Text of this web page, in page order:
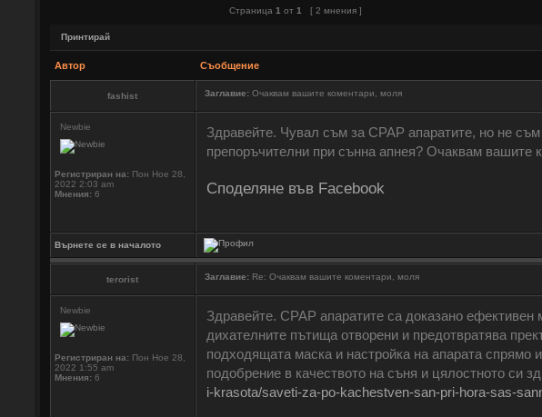
Страница 1 от 1 [ 2 мнения ]
Принтирай
Автор Съобщение
fashist Заглавие:Очаквам вашите коментари, моля
Newbie
Регистриран на:Пон Ное 28,
2022 2:03 am
Мнения:6
Здравейте. Чувал съм за CPAP апаратите, но не
препоръчителни при сънна апнея? Очаквам вашите
Споделяне във Facebook
Върнете се в началото
terorist Заглавие:Re: Очаквам вашите коментари, моля
Newbie
Регистриран на:Пон Ное 28,
2022 1:55 am
Мнения:6
Здравейте. CPAP апаратите са доказано
дихателните пътища отворени и предотвратява
подходящата маска и настройка на апарата спрямо
подобрение в качеството на съня и цялостното си
i-krasota/saveti-za-po-kachestven-san-pri-hora-sas-